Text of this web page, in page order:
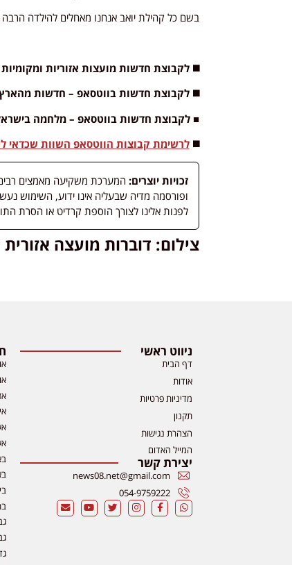
בשם כל קהילת יואב אנחנו מאחלים להילדה
◼️ לקבוצת חדשות מועצות אזוריות
◼️ לקבוצת חדשות בווטסאפ – חדשות
■ לקבוצת חדשות בווטסאפ – מלחמה
◼️לרשימת קבוצות הווטסאפ השוות שכדאי
זכויות יוצרים: המערכת משקיעה מאמצים רבים
לפנות אלינו לצורך הוספת קרדיט או הסרת
צילום: דוברות מועצה אזורית
ניווט ראשי
דף הבית
אודות
מדיניות פרטיות
תקנון
הצהרת נגישות
המייל האדום
יצירת קשר
news08.net@gmail.com
054-9759222